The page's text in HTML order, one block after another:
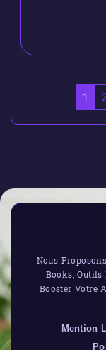
1
Nous
Books,
Booster Votre
Mention